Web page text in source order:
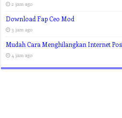
2 jam ago
Download Fap Ceo Mod
3 jam ago
Mudah Cara Menghilangkan Internet
4 jam ago